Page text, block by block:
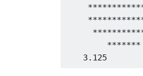
    3.125